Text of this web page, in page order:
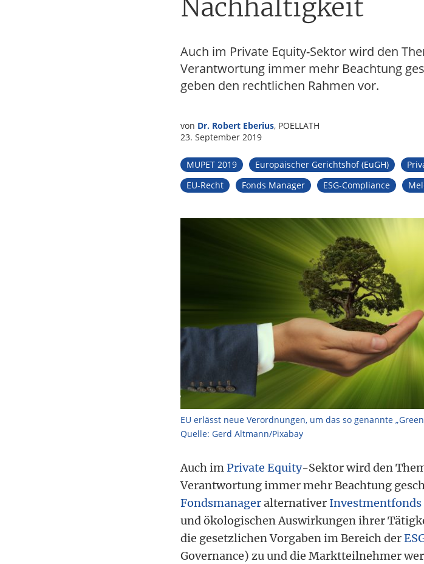
Nachhaltigkeit
Auch im Private Equity-Sektor wird den
Verantwortung immer mehr Beachtung
geben den rechtlichen Rahmen vor.
von Dr. Robert Eberius, POELLATH
23. September 2019
MUPET 2019 Europäischer Gerichtshof (EuGH)
EU-Recht
Fonds Manager ESG-Compliance
EU erlässt neue Verordnungen, um das so genannte
Quelle: Gerd Altmann/Pixabay
Auch imPrivate Equity-Sektor wird den
Verantwortung immer mehr Beachtung
Fondsmanageralternativer Investmentfonds
und ökologischen Auswirkungen ihrer
die gesetzlichen Vorgaben im Bereich der
Governance) zu und die Marktteilnehmer